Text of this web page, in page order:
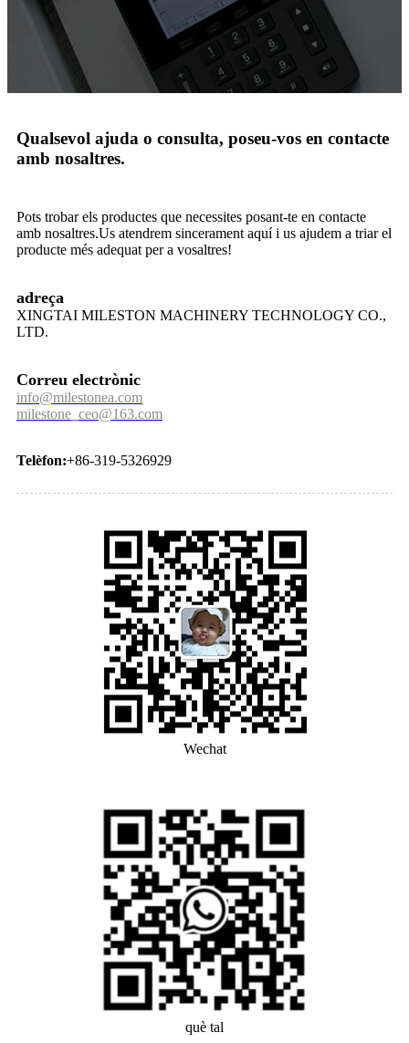
Qualsevol ajuda o consulta, poseu-vos en contacte
amb nosaltres.
Pots trobar els productes que necessites posant-te en contacte
amb nosaltres.Us atendrem sincerament aquí i us ajudem a triar el
producte més adequat per a vosaltres!
adreça
XINGTAI MILESTON MACHINERY TECHNOLOGY CO.,
LTD.
Correu electrònic
info@milestonea.com
milestone_ceo@163.com
Telèfon:+86-319-5326929
Wechat
què tal